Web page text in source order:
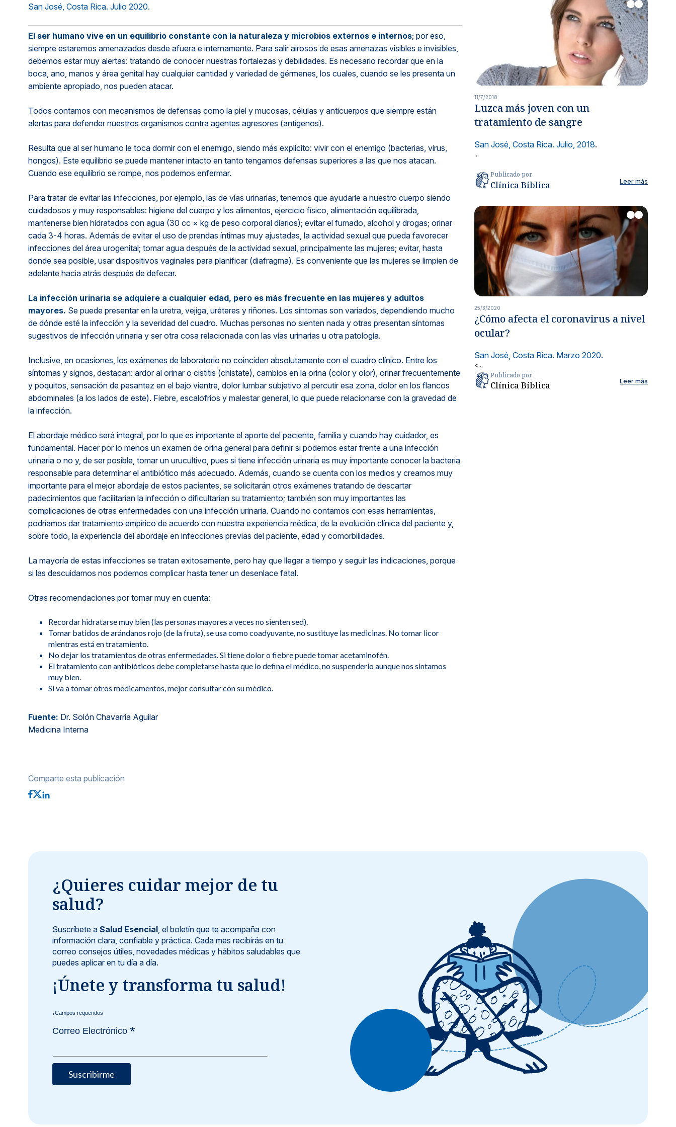
Métodos de pago seguros, simples y convenientes.
San José, Costa Rica. Julio 2020.
El ser humano vive en un equilibrio constante con la naturaleza y microbios externos e internos; por eso,
siempre estaremos amenazados desde afuera e internamente. Para salir airosos de esas amenazas visibles e invisibles,
debemos estar muy alertas: tratando de conocer nuestras fortalezas y debilidades. Es necesario recordar que en la
boca, ano, manos y área genital hay cualquier cantidad y variedad de gérmenes, los cuales, cuando se les presenta un
ambiente apropiado, nos pueden atacar.
Todos contamos con mecanismos de defensas como la piel y mucosas, células y anticuerpos que siempre están
alertas para defender nuestros organismos contra agentes agresores (antígenos).
Resulta que al ser humano le toca dormir con el enemigo, siendo más explícito: vivir con el enemigo (bacterias, virus,
hongos). Este equilibrio se puede mantener intacto en tanto tengamos defensas superiores a las que nos atacan.
Cuando ese equilibrio se rompe, nos podemos enfermar.
Para tratar de evitar las infecciones, por ejemplo, las de vías urinarias, tenemos que ayudarle a nuestro cuerpo siendo
cuidadosos y muy responsables: higiene del cuerpo y los alimentos, ejercicio físico, alimentación equilibrada,
mantenerse bien hidratados con agua (30 cc × kg de peso corporal diarios); evitar el fumado, alcohol y drogas; orinar
cada 3-4 horas. Además de evitar el uso de prendas íntimas muy ajustadas, la actividad sexual que pueda favorecer
infecciones del área urogenital; tomar agua después de la actividad sexual, principalmente las mujeres; evitar, hasta
donde sea posible, usar dispositivos vaginales para planificar (diafragma). Es conveniente que las mujeres se limpien de
adelante hacia atrás después de defecar.
La infección urinaria se adquiere a cualquier edad, pero es más frecuente en las mujeres y adultos
mayores. Se puede presentar en la uretra, vejiga, uréteres y riñones. Los síntomas son variados, dependiendo mucho
de dónde esté la infección y la severidad del cuadro. Muchas personas no sienten nada y otras presentan síntomas
sugestivos de infección urinaria y ser otra cosa relacionada con las vías urinarias u otra patología.
Inclusive, en ocasiones, los exámenes de laboratorio no coinciden absolutamente con el cuadro clínico. Entre los
síntomas y signos, destacan: ardor al orinar o cistitis (chistate), cambios en la orina (color y olor), orinar frecuentemente
y poquitos, sensación de pesantez en el bajo vientre, dolor lumbar subjetivo al percutir esa zona, dolor en los flancos
abdominales (a los lados de este). Fiebre, escalofríos y malestar general, lo que puede relacionarse con la gravedad de
la infección.
El abordaje médico será integral, por lo que es importante el aporte del paciente, familia y cuando hay cuidador, es
fundamental. Hacer por lo menos un examen de orina general para definir si podemos estar frente a una infección
urinaria o no y, de ser posible, tomar un urucultivo, pues si tiene infección urinaria es muy importante conocer la bacteria
responsable para determinar el antibiótico más adecuado. Además, cuando se cuenta con los medios y creamos muy
importante para el mejor abordaje de estos pacientes, se solicitarán otros exámenes tratando de descartar
padecimientos que facilitarían la infección o dificultarían su tratamiento; también son muy importantes las
complicaciones de otras enfermedades con una infección urinaria. Cuando no contamos con esas herramientas,
podríamos dar tratamiento empírico de acuerdo con nuestra experiencia médica, de la evolución clínica del paciente y,
sobre todo, la experiencia del abordaje en infecciones previas del paciente, edad y comorbilidades.
La mayoría de estas infecciones se tratan exitosamente, pero hay que llegar a tiempo y seguir las indicaciones, porque
si las descuidamos nos podemos complicar hasta tener un desenlace fatal.
Otras recomendaciones por tomar muy en cuenta:
Recordar hidratarse muy bien (las personas mayores a veces no sienten sed).
Tomar batidos de arándanos rojo (de la fruta), se usa como coadyuvante, no sustituye las medicinas. No tomar licor
mientras está en tratamiento.
No dejar los tratamientos de otras enfermedades. Si tiene dolor o fiebre puede tomar acetaminofén.
El tratamiento con antibióticos debe completarse hasta que lo defina el médico, no suspenderlo aunque nos sintamos
muy bien.
Si va a tomar otros medicamentos, mejor consultar con su médico.
Fuente: Dr. Solón Chavarría Aguilar
Medicina Interna
Comparte esta publicación
11/7/2018
Luzca más joven con un
tratamiento de sangre
San José, Costa Rica. Julio, 2018.
...
Publicado por
Clínica Bíblica Leer más
25/3/2020
¿Cómo afecta el coronavirus a nivel
ocular?
San José, Costa Rica. Marzo 2020.
<...
Publicado por
Clínica Bíblica Leer más
¿Quieres cuidar mejor de tu
salud?
Suscríbete a Salud Esencial , el boletín que te acompaña con
información clara, confiable y práctica. Cada mes recibirás en tu
correo consejos útiles, novedades médicas y hábitos saludables que
puedes aplicar en tu día a día.
¡Únete y transforma tu salud!
*
Correo Electrónico *